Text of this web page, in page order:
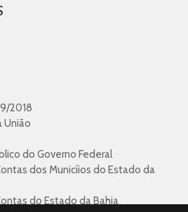
2018
União
do Governo Federal
dos Municíios do Estado da
do Estado da Bahia